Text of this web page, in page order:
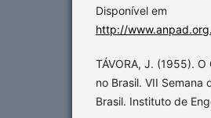
Disponível em
http://
TÁVORA, J. (1955).
no Brasil. VII
Brasil. Instituto de